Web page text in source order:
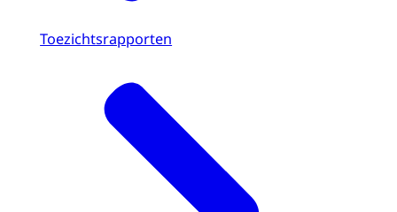
Toezichtsrapporten